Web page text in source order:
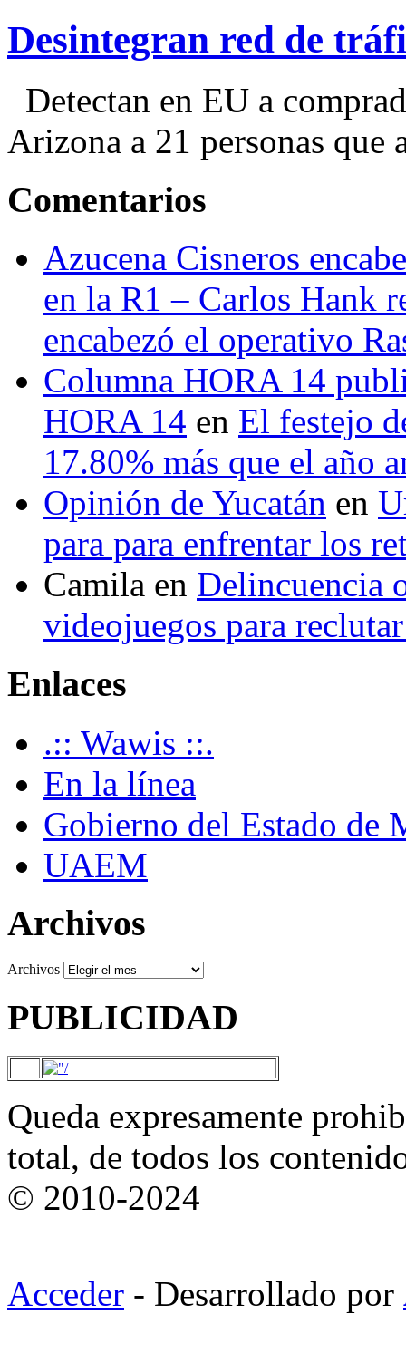
Desintegran red de
Detectan en EU a
Arizona a 21 personas que
Comentarios
Azucena Cisneros
en la R1 – Carlos Hank
encabezó el operativo
Columna HORA 14
HORA 14 en El festejo
17.80% más que el año
Opinión de Yucatán en
para para enfrentar los
Camila en Delincuencia
videojuegos para
Enlaces
.:: Wawis ::.
En la línea
Gobierno del Estado de
UAEM
Archivos
Archivos
PUBLICIDAD
Queda expresamente
total, de todos los
© 2010-2024
Acceder - Desarrollado por